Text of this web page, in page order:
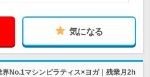
気になる
No.1マシンピラティス×ヨガ｜残業月2h